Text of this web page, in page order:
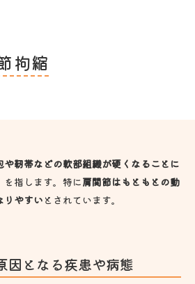
拘縮
や靭帯などの軟部組織が硬くなることに
を指します。特に肩関節はもともとの動
りやすい とされています。
因となる疾患や病態